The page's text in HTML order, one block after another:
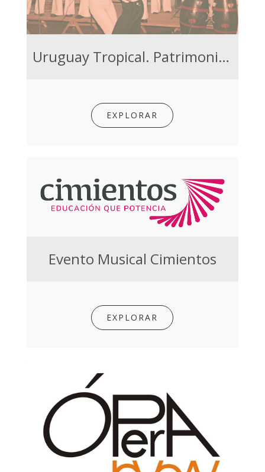
Uruguay Tropical. Patrimonio Sonoro en Vinilo
EXPLORAR
Evento Musical Cimientos
EXPLORAR